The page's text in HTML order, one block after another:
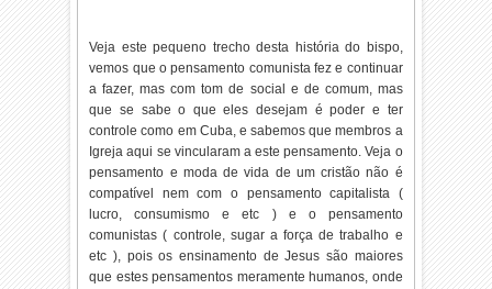
Veja este pequeno trecho desta história do bispo,
vemos que o pensamento comunista fez e continuar
a fazer, mas com tom de social e de comum, mas
que se sabe o que eles desejam é poder e ter
controle como em Cuba, e sabemos que membros a
Igreja aqui se vincularam a este pensamento. Veja o
pensamento e moda de vida de um cristão não é
compatível nem com o pensamento capitalista (
lucro, consumismo e etc ) e o pensamento
comunistas ( controle, sugar a força de trabalho e
etc ), pois os ensinamento de Jesus são maiores
que estes pensamentos meramente humanos, onde